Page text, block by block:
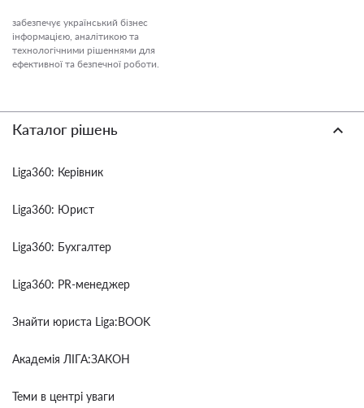
забезпечує український бізнес
інформацією, аналітикою та
технологічними рішеннями для
ефективної та безпечної роботи.
Каталог рішень
Liga360: Керівник
Liga360: Юрист
Liga360: Бухгалтер
Liga360: PR-менеджер
Знайти юриста Liga:BOOK
Академія ЛІГА:ЗАКОН
Теми в центрі уваги